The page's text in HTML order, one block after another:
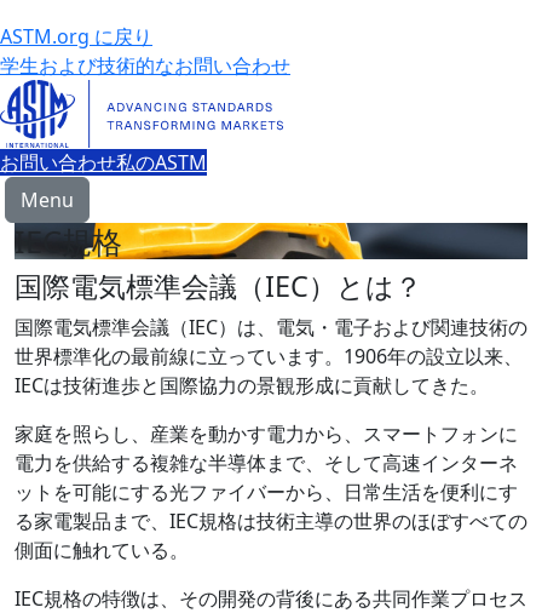
ASTM.org に戻り
学生および技術的なお問い合わせ
お問い合わせ私のASTM
Menu
IEC規格
国際電気標準会議（IEC）とは？
国際電気標準会議（IEC）は、電気・電子および関連技術の
世界標準化の最前線に立っています。1906年の設立以来、
IECは技術進歩と国際協力の景観形成に貢献してきた。
家庭を照らし、産業を動かす電力から、スマートフォンに
電力を供給する複雑な半導体まで、そして高速インターネ
ットを可能にする光ファイバーから、日常生活を便利にす
る家電製品まで、IEC規格は技術主導の世界のほぼすべての
側面に触れている。
IEC規格の特徴は、その開発の背後にある共同作業プロセス